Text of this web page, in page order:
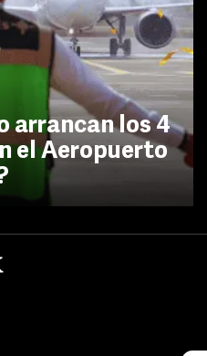
arrancan los 4
el Aeropuerto